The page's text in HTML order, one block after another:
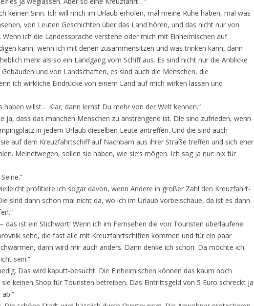
keinen Sinn. Ich will mich im Urlaub erholen, mal meine Ruhe haben, mal was
von Leuten Geschichten über das Land hören, und das nicht nur von
Wenn ich die Landessprache verstehe oder mich mit Einheimischen auf
kann, wenn ich mit denen zusammensitzen und was trinken kann, dann
mehr als so ein Landgang vom Schiff aus. Es sind nicht nur die Anblicke
und von Landschaften, es sind auch die Menschen, die
ich wirkliche Eindrücke von einem Land auf mich wirken lassen und
haben willst… Klar, dann lernst Du mehr von der Welt kennen.“
ja, dass das manchen Menschen zu anstrengend ist. Die sind zufrieden, wenn
in jedem Urlaub dieselben Leute antreffen. Und die sind auch
auf dem Kreuzfahrtschiff auf Nachbarn aus ihrer Straße treffen und sich eher
Meinetwegen, sollen sie haben, wie sie’s mögen. Ich sag ja nur: nix für
profitiere ich sogar davon, wenn Andere in großer Zahl den Kreuzfahrt-
sind dann schon mal nicht da, wo ich im Urlaub vorbeischaue, da ist es dann
das ist ein Stichwort! Wenn ich im Fernsehen die von Touristen überlaufene
sehe, die fast alle mit Kreuzfahrtschiffen kommen und für ein paar
dann wird mir auch anders. Dann denke ich schon: Da möchte ich
sein.“
Das wird kaputt-besucht. Die Einheimischen können das kaum noch
keinen Shop für Touristen betreiben. Das Eintrittsgeld von 5 Euro schreckt ja